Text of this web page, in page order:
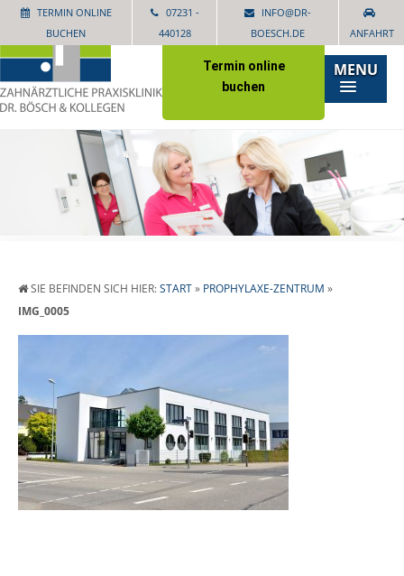
TERMIN ONLINE
BUCHEN
07231 -
440128
INFO@DR-
BOESCH.DE
ANFAHRT
Termin online
buchen
MENU
SIE BEFINDEN SICH HIER:START» PROPHYLAXE-ZENTRUM »
IMG_0005